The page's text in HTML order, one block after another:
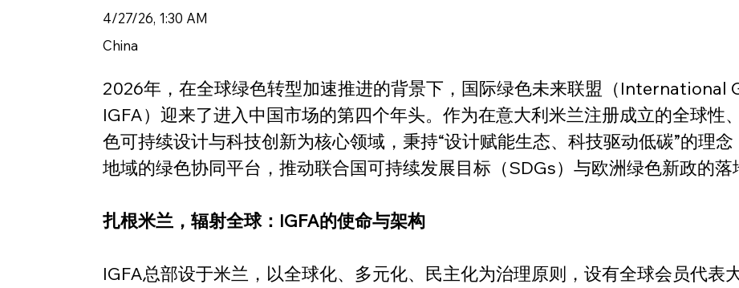
4/27/26, 1:30 AM
China
2026年，在全球绿色转型加速推进的背景下，国际绿色未来联盟（International
IGFA）迎来了进入中国市场的第四个年头。作为在意大利米兰注册成立的全球性
色可持续设计与科技创新为核心领域，秉持“设计赋能生态、科技驱动低碳”的理
地域的绿色协同平台，推动联合国可持续发展目标（SDGs）与欧洲绿色新政的落
扎根米兰，辐射全球：IGFA的使命与架构
IGFA总部设于米兰，以全球化、多元化、民主化为治理原则，设有全球会员代表